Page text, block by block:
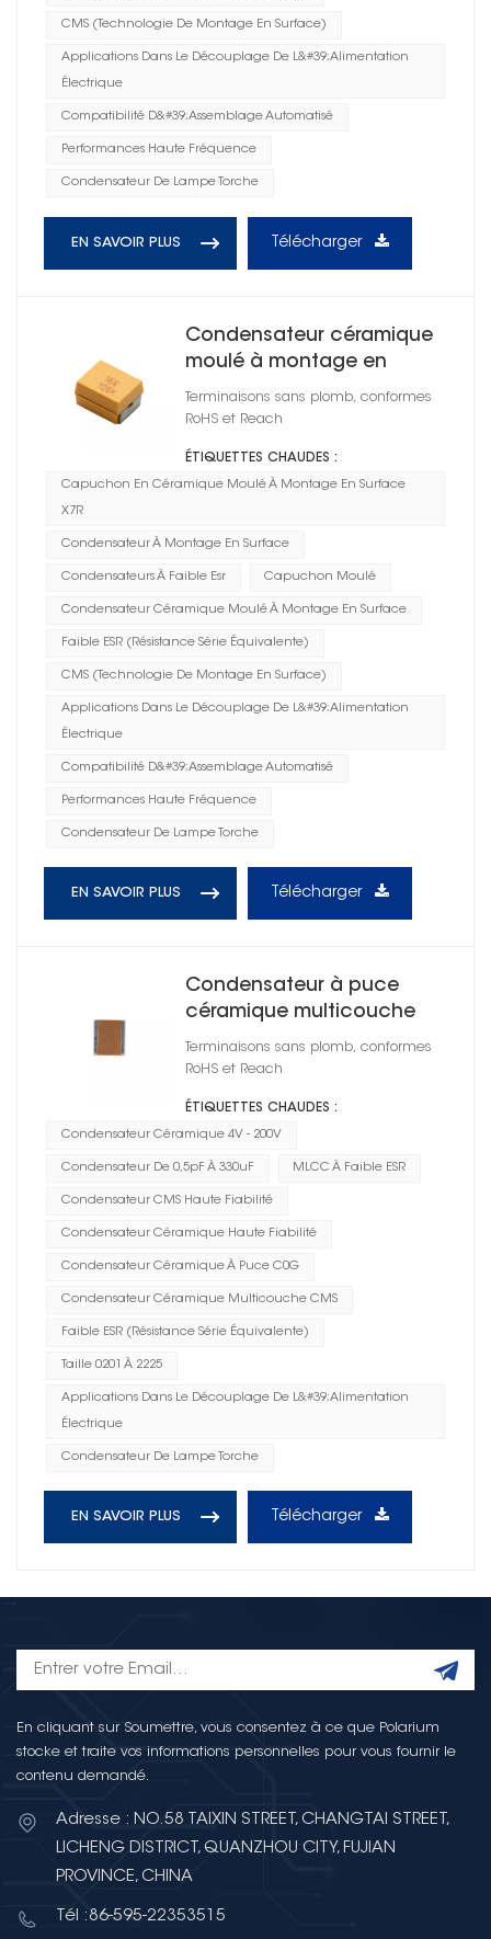
CMS (technologie De Montage En Surface)
Applications Dans Le Découplage De L&#39;alimentation
Électrique
Compatibilité D&#39;assemblage Automatisé
Performances Haute Fréquence
Condensateur De Lampe Torche
EN SAVOIR PLUS Télécharger
Condensateur céramique
moulé à montage en
surface série CT45 X5R
Terminaisons sans plomb, conformes
RoHS et Reach
ÉTIQUETTES CHAUDES :
Capuchon En Céramique Moulé À Montage En Surface
X7R
Condensateur À Montage En Surface
Condensateurs À Faible Esr Capuchon Moulé
Condensateur Céramique Moulé À Montage En Surface
Faible ESR (résistance Série Équivalente)
CMS (technologie De Montage En Surface)
Applications Dans Le Découplage De L&#39;alimentation
Électrique
Compatibilité D&#39;assemblage Automatisé
Performances Haute Fréquence
Condensateur De Lampe Torche
EN SAVOIR PLUS Télécharger
Condensateur à puce
céramique multicouche
CMS 1812
Terminaisons sans plomb, conformes
RoHS et Reach
ÉTIQUETTES CHAUDES :
Condensateur Céramique 4V - 200V
Condensateur De 0,5pF À 330uF MLCC À Faible ESR
Condensateur CMS Haute Fiabilité
Condensateur Céramique Haute Fiabilité
Condensateur Céramique À Puce C0G
Condensateur Céramique Multicouche CMS
Faible ESR (résistance Série Équivalente)
Taille 0201 À 2225
Applications Dans Le Découplage De L&#39;alimentation
Électrique
Condensateur De Lampe Torche
EN SAVOIR PLUS Télécharger
En cliquant sur Soumettre, vous consentez à ce que Polarium
stocke et traite vos informations personnelles pour vous fournir le
contenu demandé.
Adresse : NO.58 TAIXIN STREET, CHANGTAI STREET,
LICHENG DISTRICT, QUANZHOU CITY, FUJIAN
PROVINCE, CHINA
Tél :86-595-22353515